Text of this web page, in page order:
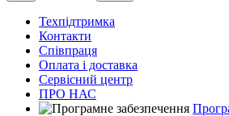
Техпідтримка
Контакти
Співпраця
Оплата і доставка
Сервісний центр
ПРО НАС